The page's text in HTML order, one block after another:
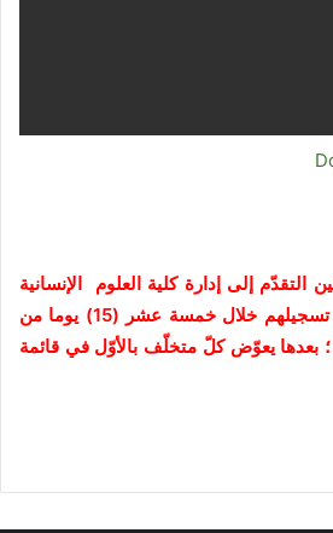
التقدّم إلى إدارة كلية العلوم الإنسانية
والعلوم الاجتماعية لتأكيد تسجيلهم خلال خمسة عشر (15) يوما من
؛ بعدها يعوّض كلّ متخلّف بالأوّل في قائمة